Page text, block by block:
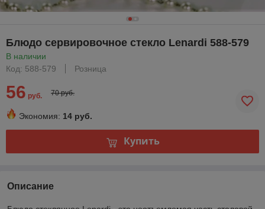
Блюдо сервировочное стекло Lenardi 588-579
В наличии
Код: 588-579
Розница
56 руб. 70 руб.
Экономия: 14 руб.
Купить
Описание